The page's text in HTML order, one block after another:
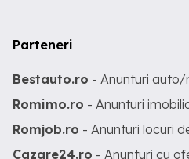
Parteneri
Bestauto.ro - Anunturi
Romimo.ro - Anunturi
Romjob.ro - Anunturi locuri
Cazare24.ro - Anunturi cu